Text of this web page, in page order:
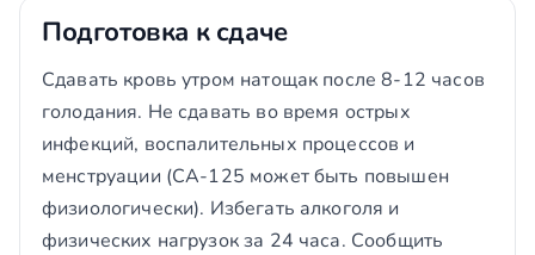
Подготовка к сдаче
Сдавать кровь утром натощак после 8-12 часов
голодания. Не сдавать во время острых
инфекций, воспалительных процессов и
менструации (CA-125 может быть повышен
физиологически). Избегать алкоголя и
физических нагрузок за 24 часа. Сообщить